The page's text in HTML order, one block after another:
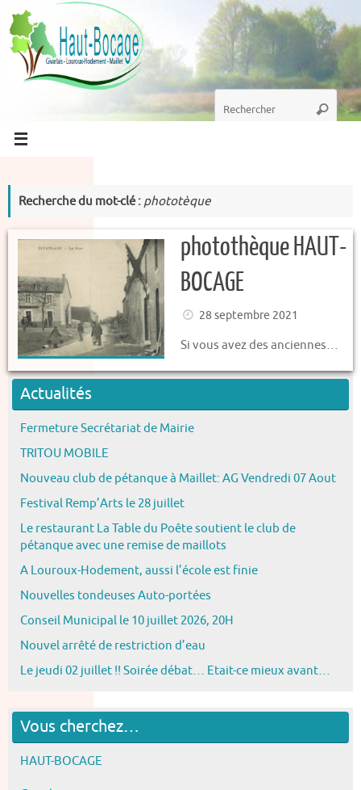
Passer
au
contenu
Recherche
pour
Recherche du mot-clé : phototèque
photothèque HAUT-
BOCAGE
28 septembre 2021
Si vous avez des anciennes…
Actualités
Fermeture Secrétariat de Mairie
TRITOU MOBILE
Nouveau club de pétanque à Maillet: AG Vendredi 07 Aout
Festival Remp’Arts le 28 juillet
Le restaurant La Table du Poête soutient le club de
pétanque avec une remise de maillots
A Louroux-Hodement, aussi l’école est finie
Nouvelles tondeuses Auto-portées
Conseil Municipal le 10 juillet 2026, 20H
Nouvel arrêté de restriction d’eau
Le jeudi 02 juillet !! Soirée débat… Etait-ce mieux avant…
Vous cherchez…
HAUT-BOCAGE